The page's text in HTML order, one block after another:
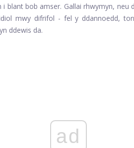
blant bob amser. Gallai rhwymyn, neu
mwy difrifol - fel y ddannoedd,
ddewis da.
ad